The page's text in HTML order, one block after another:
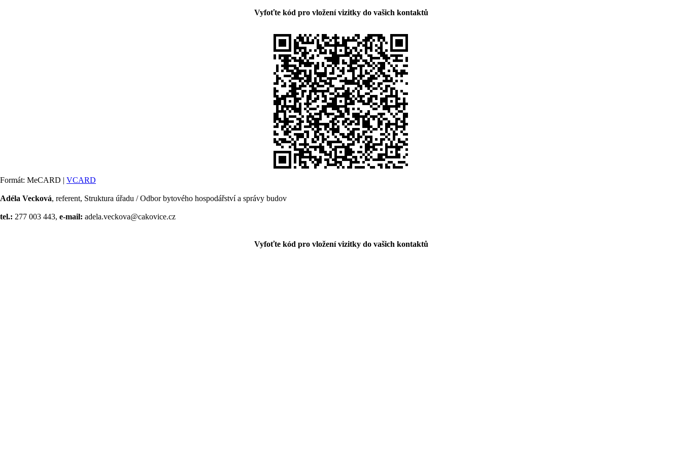
Vyfoťte kód pro vložení vizitky do vašich kontaktů
Formát: MeCARD | VCARD
Adéla Vecková, referent, Struktura úřadu / Odbor bytového hospodářství a správy budov
tel.: 277 003 443, e-mail: adela.veckova@cakovice.cz
Vyfoťte kód pro vložení vizitky do vašich kontaktů